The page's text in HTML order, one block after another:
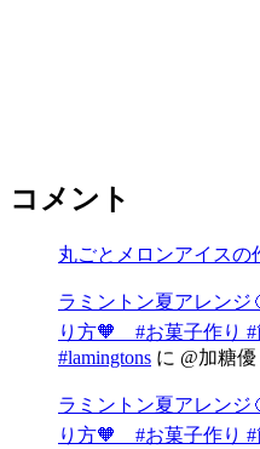
コメント
丸ごとメロンアイスの
ラミントン夏アレン
り方🧡 #お菓子作り
#lamingtons に @加糖優
ラミントン夏アレン
り方🧡 #お菓子作り